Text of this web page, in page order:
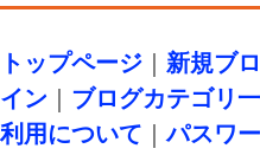
トップページ 新規ブ
イン
ブログカテゴリ
利用について ｜パスワ